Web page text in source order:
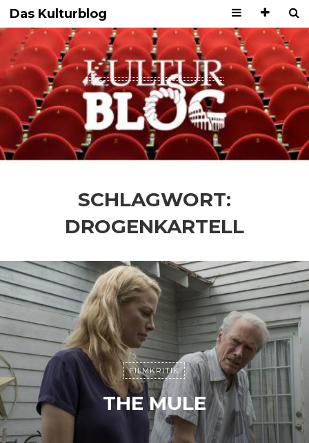
Das Kulturblog
SCHLAGWORT:
DROGENKARTELL
FILMKRITIK
THE MULE